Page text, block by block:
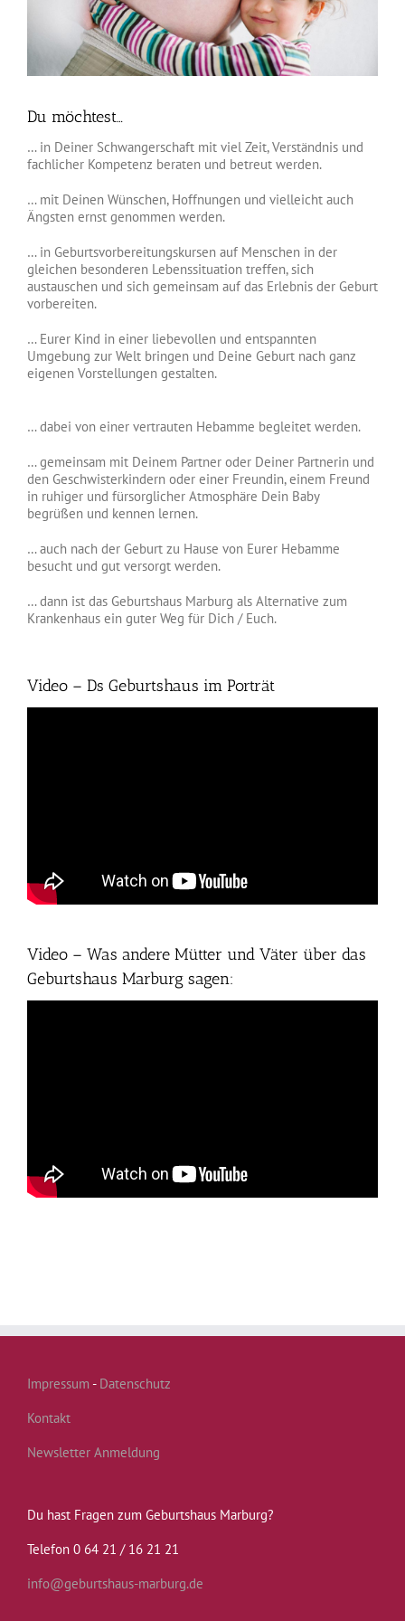
Du möchtest…
… in Deiner Schwangerschaft mit viel Zeit, Verständnis und
fachlicher Kompetenz beraten und betreut werden.
… mit Deinen Wünschen, Hoffnungen und vielleicht auch
Ängsten ernst genommen werden.
… in Geburtsvorbereitungskursen auf Menschen in der
gleichen besonderen Lebenssituation treffen, sich
austauschen und sich gemeinsam auf das Erlebnis der Geburt
vorbereiten.
… Eurer Kind in einer liebevollen und entspannten
Umgebung zur Welt bringen und Deine Geburt nach ganz
eigenen Vorstellungen gestalten.
… dabei von einer vertrauten Hebamme begleitet werden.
… gemeinsam mit Deinem Partner oder Deiner Partnerin und
den Geschwisterkindern oder einer Freundin, einem Freund
in ruhiger und fürsorglicher Atmosphäre Dein Baby
begrüßen und kennen lernen.
… auch nach der Geburt zu Hause von Eurer Hebamme
besucht und gut versorgt werden.
… dann ist das Geburtshaus Marburg als Alternative zum
Krankenhaus ein guter Weg für Dich / Euch.
Video – Ds Geburtshaus im Porträt
Video – Was andere Mütter und Väter über das
Geburtshaus Marburg sagen:
Impressum - Datenschutz
Kontakt
Newsletter Anmeldung
Du hast Fragen zum Geburtshaus Marburg?
Telefon 0 64 21 / 16 21 21
info@geburtshaus-marburg.de